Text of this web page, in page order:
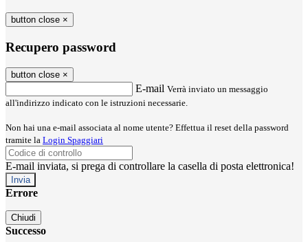
button close ×
Recupero password
button close ×
E-mail Verrà inviato un messaggio
all'indirizzo indicato con le istruzioni necessarie.
Non hai una e-mail associata al nome utente? Effettua il reset della password
tramite la Login Spaggiari
E-mail inviata, si prega di controllare la casella di posta elettronica!
Errore
Chiudi
Successo